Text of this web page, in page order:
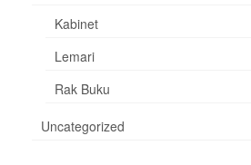
Kabinet
Lemari
Rak Buku
Uncategorized